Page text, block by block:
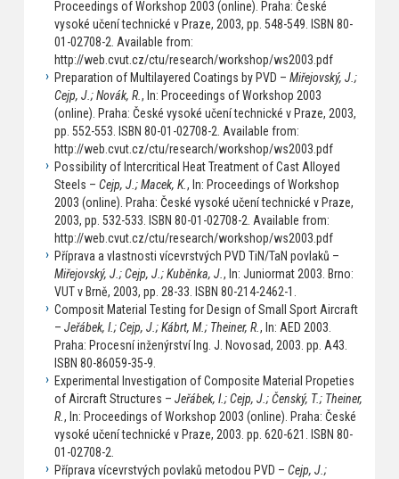
Proceedings of Workshop 2003 (online). Praha: České
vysoké učení technické v Praze, 2003, pp. 548-549. ISBN 80-
01-02708-2. Available from:
http://web.cvut.cz/ctu/research/workshop/ws2003.pdf
Preparation of Multilayered Coatings by PVD – Miřejovský, J.;
Cejp, J.; Novák, R., In: Proceedings of Workshop 2003
(online). Praha: České vysoké učení technické v Praze, 2003,
pp. 552-553. ISBN 80-01-02708-2. Available from:
http://web.cvut.cz/ctu/research/workshop/ws2003.pdf
Possibility of Intercritical Heat Treatment of Cast Alloyed
Steels – Cejp, J.; Macek, K., In: Proceedings of Workshop
2003 (online). Praha: České vysoké učení technické v Praze,
2003, pp. 532-533. ISBN 80-01-02708-2. Available from:
http://web.cvut.cz/ctu/research/workshop/ws2003.pdf
Příprava a vlastnosti vícevrstvých PVD TiN/TaN povlaků –
Miřejovský, J.; Cejp, J.; Kuběnka, J., In: Juniormat 2003. Brno:
VUT v Brně, 2003, pp. 28-33. ISBN 80-214-2462-1.
Composit Material Testing for Design of Small Sport Aircraft
– Jeřábek, I.; Cejp, J.; Kábrt, M.; Theiner, R., In: AED 2003.
Praha: Procesní inženýrství Ing. J. Novosad, 2003. pp. A43.
ISBN 80-86059-35-9.
Experimental Investigation of Composite Material Propeties
of Aircraft Structures – Jeřábek, I.; Cejp, J.; Čenský, T.; Theiner,
R., In: Proceedings of Workshop 2003 (online). Praha: České
vysoké učení technické v Praze, 2003. pp. 620-621. ISBN 80-
01-02708-2.
Příprava vícevrstvých povlaků metodou PVD – Cejp, J.;